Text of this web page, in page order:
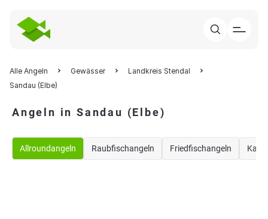
Alle Angeln Gewässer
Landkreis Stendal
Sandau (Elbe)
Angeln in Sandau (Elbe)
Allroundangeln Raubfischangeln Friedfischangeln